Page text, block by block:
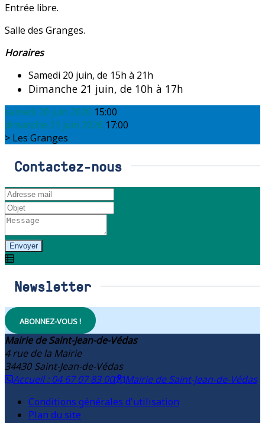
Entrée libre.
Salle des Granges.
Horaires
Samedi 20 juin, de 15h à 21h
Dimanche 21 juin, de 10h à 17h
samedi 20 juin 2026 15:00
dimanche 21 juin 2026 17:00
Les Granges
Contactez-nous
Envoyer
Newsletter
ABONNEZ-VOUS !
Mairie de Saint-Jean-de-Védas
4 rue de la Mairie
34430 Saint-Jean-de-Védas
Accueil : 04 67 07 83 00
Mairie de Saint-Jean-de-Védas
Conditions générales d'utilisation
Plan du site